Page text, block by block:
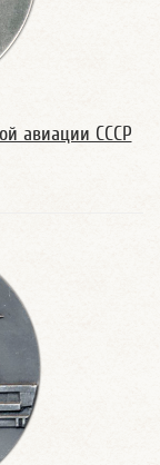
авиации СССР